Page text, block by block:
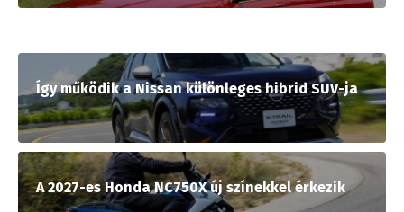
Így működik a Nissan különleges hibrid SUV-ja
A 2027-es Honda NC750X új színekkel érkezik